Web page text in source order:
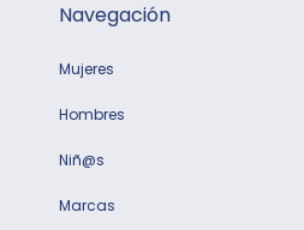
Navegación
Mujeres
Hombres
Niñ@s
Marcas